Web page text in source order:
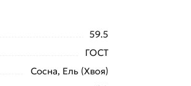
59.5
ГОСТ
Сосна, Ель (Хвоя)